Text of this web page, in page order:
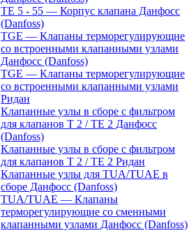
TE 5 - 55 — Корпус клапана Данфосс
(Danfoss)
TGE — Клапаны терморегулирующие
со встроенными клапанными узлами
Данфосс (Danfoss)
TGE — Клапаны терморегулирующие
со встроенными клапанными узлами
Ридан
Клапанные узлы в сборе с фильтром
для клапанов T 2 / TE 2 Данфосс
(Danfoss)
Клапанные узлы в сборе с фильтром
для клапанов T 2 / TE 2 Ридан
Клапанные узлы для TUA/TUAE в
сборе Данфосс (Danfoss)
TUA/TUAE — Клапаны
терморегулирующие со сменными
клапанными узлами Данфосс (Danfoss)